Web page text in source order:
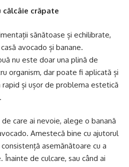
călcâie crăpate
sănătoase și echilibrate,
avocado și banane.
nu este doar una plină de
organism, dar poate fi aplicată și
și ușor de problema estetică
.
care ai nevoie, alege o banană
Amestecă bine cu ajutorul
asemănătoare cu a
Înainte de culcare, sau când ai